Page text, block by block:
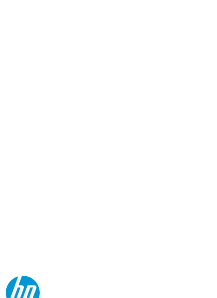
NAZWA
PRODUCENTA:
HP